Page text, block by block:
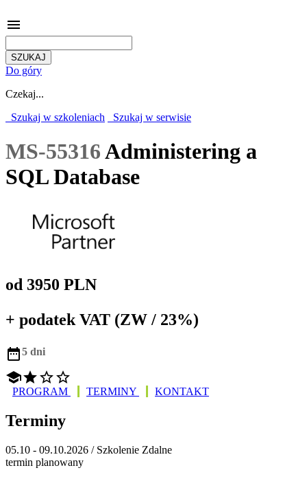
menu
Do góry
Czekaj...
Szukaj w szkoleniach
Szukaj w serwisie
MS-55316Administering a
SQL Database
od 3950 PLN
+ podatek VAT (ZW / 23%)
5 dni

PROGRAM TERMINY KONTAKT
Terminy
05.10 - 09.10.2026 / Szkolenie Zdalne
termin planowany